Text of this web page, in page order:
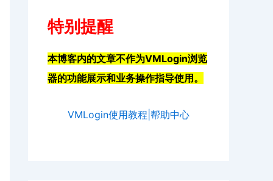
特别提醒
本博客内的文章不作为VMLogin浏览
器的功能展示和业务操作指导使用。
VMLogin使用教程|帮助中心